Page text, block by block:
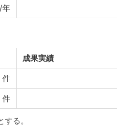
年
成果実績
件
件
る。